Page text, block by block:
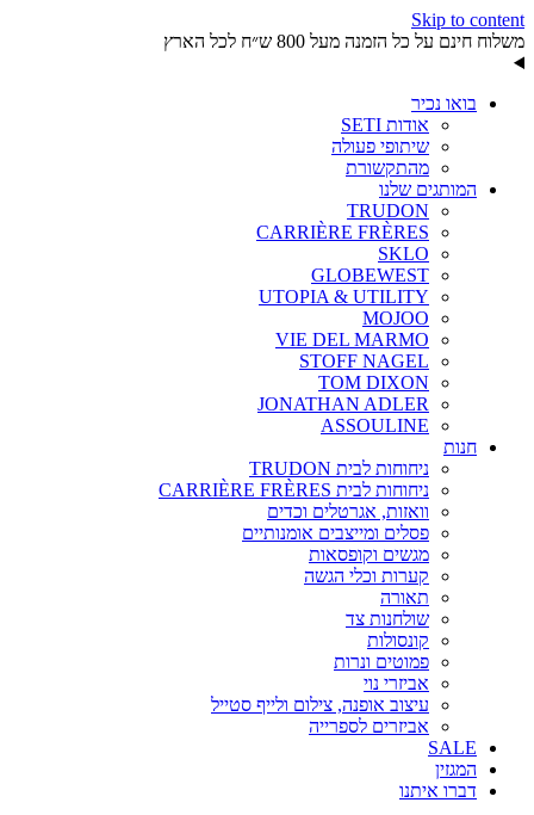
Skip to content
משלוח חינם על כל הזמנה מעל 800 ש״ח לכל הארץ
בואו נכיר
אודות SETI
שיתופי פעולה
מהתקשורת
המותגים שלנו
TRUDON
CARRIÈRE FRÈRES
SKLO
GLOBEWEST
UTOPIA & UTILITY
MOJOO
VIE DEL MARMO
STOFF NAGEL
TOM DIXON
JONATHAN ADLER
ASSOULINE
חנות
ניחוחות לבית TRUDON
ניחוחות לבית CARRIÈRE FRÈRES
וואזות, אגרטלים וכדים
פסלים ומייצבים אומנותיים
מגשים וקופסאות
קערות וכלי הגשה
תאורה
שולחנות צד
קונסולות
פמוטים ונרות
אביזרי נוי
עיצוב אופנה, צילום ולייף סטייל
אביזרים לספרייה
SALE
המגזין
דברו איתנו